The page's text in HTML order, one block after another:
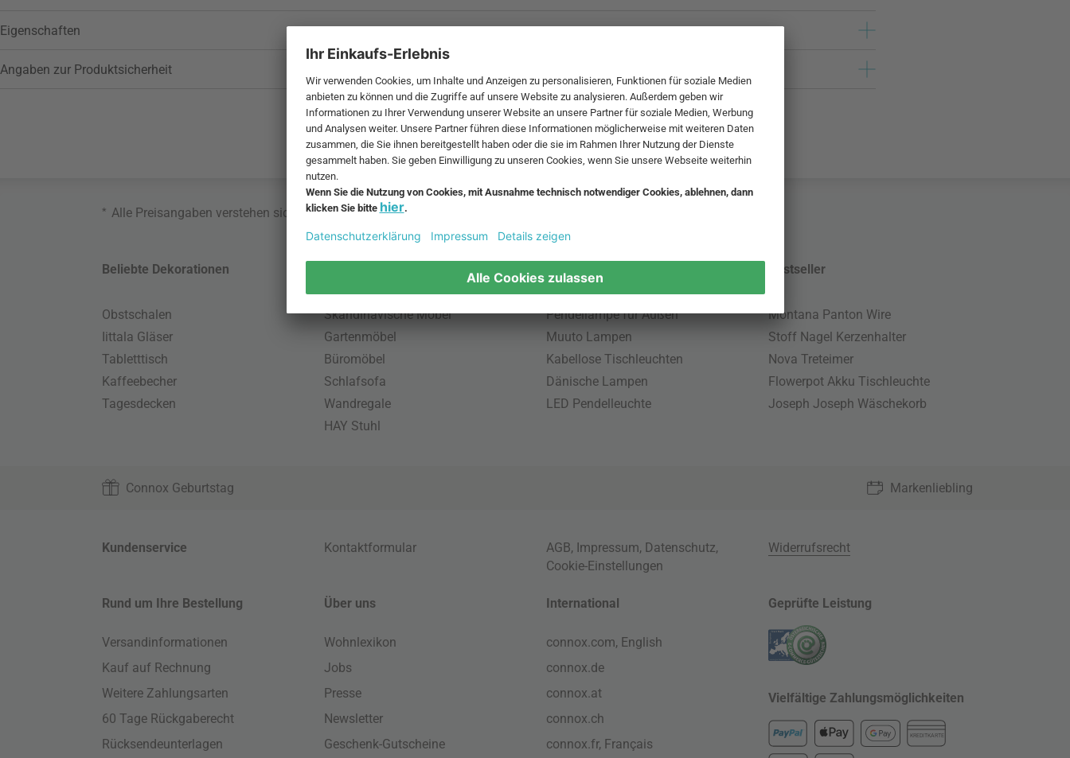
Eigenschaften
Angaben zur Produktsicherheit
* Alle Preisangaben verstehen sich inklusive MwSt. und zzgl.
Beliebte Dekorationen
Obstschalen
Iittala Gläser
Tabletttisch
Kaffeebecher
Tagesdecken
Skandinavische Möbel
Gartenmöbel
Büromöbel
Schlafsofa
Wandregale
HAY Stuhl
Beliebte Leuchten
Pendellampe für Außen
Muuto Lampen
Kabellose Tischleuchten
Dänische Lampen
LED Pendelleuchte
Bestseller
Montana Panton Wire
Stoff Nagel Kerzenhalter
Nova Treteimer
Flowerpot Akku Tischleuchte
Joseph Joseph Wäschekorb
Connox Geburtstag Markenliebling
Kundenservice Kontaktformular AGB, Impressum, Datenschutz,
Cookie-Einstellungen
Widerrufsrecht
Rund um Ihre Bestellung
Versandinformationen
Kauf auf Rechnung
Weitere Zahlungsarten
60 Tage Rückgaberecht
Rücksendeunterlagen
Über uns
Wohnlexikon
Jobs
Presse
Newsletter
Geschenk-Gutscheine
International
connox.com, English
connox.de
connox.at
connox.ch
connox.fr, Français
Geprüfte Leistung
Vielfältige Zahlungsmöglichkeiten
KREDITKARTE